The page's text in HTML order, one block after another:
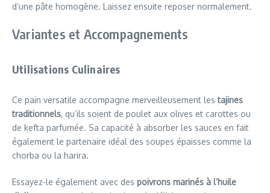
d’une pâte homogène. Laissez ensuite reposer normalement.
Variantes et Accompagnements
Utilisations Culinaires
Ce pain versatile accompagne merveilleusement lestajines
traditionnels, qu’ils soient de poulet aux olives et carottes ou
de kefta parfumée. Sa capacité à absorber les sauces en fait
également le partenaire idéal des soupes épaisses comme la
chorba ou la harira.
Essayez-le également avec des poivrons marinés à l’huile